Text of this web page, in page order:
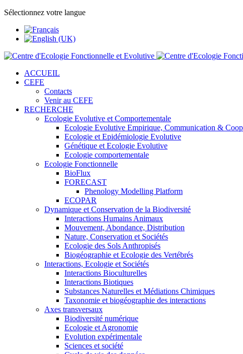
Sélectionnez votre langue
ACCUEIL
CEFE
Contacts
Venir au CEFE
RECHERCHE
Ecologie Evolutive et Comportementale
Ecologie Evolutive Empirique, Communication &
Ecologie et Epidémiologie Evolutive
Génétique et Ecologie Evolutive
Ecologie comportementale
Ecologie Fonctionnelle
BioFlux
FORECAST
Phenology Modelling Platform
ECOPAR
Dynamique et Conservation de la Biodiversité
Interactions Humains Animaux
Mouvement, Abondance, Distribution
Nature, Conservation et Sociétés
Ecologie des Sols Anthropisés
Biogéographie et Ecologie des Vertébrés
Interactions, Ecologie et Sociétés
Interactions Bioculturelles
Interactions Biotiques
Substances Naturelles et Médiations Chimiques
Taxonomie et biogéographie des interactions
Axes transversaux
Biodiversité numérique
Ecologie et Agronomie
Evolution expérimentale
Sciences et société